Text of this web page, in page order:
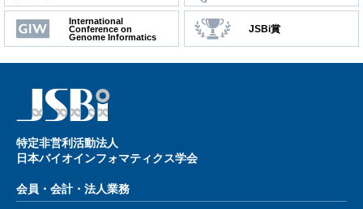
International
Conference on
Genome Informatics
JSBi賞
特定⾮営利活動法⼈
⽇本バイオインフォマティクス学会
会員・会計・法⼈業務